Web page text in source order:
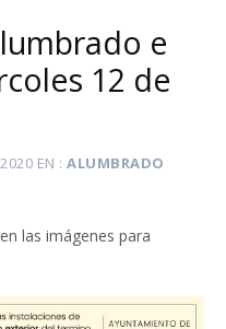
e
12 de
EN
ALUMBRADO
las imágenes para